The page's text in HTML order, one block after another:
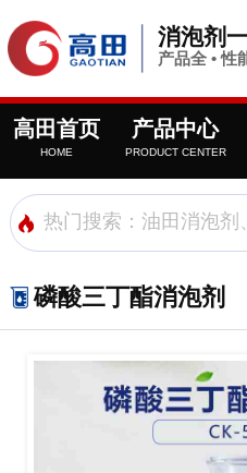
消泡剂
产品全 • 性
高田首页
HOME
产品中心
PRODUCT CENTER
磷酸三丁酯消泡剂